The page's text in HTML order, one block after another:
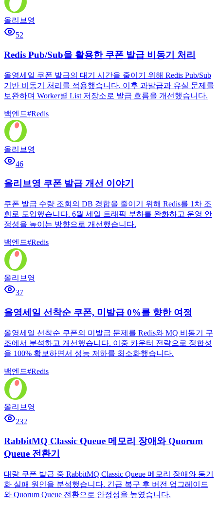
올리브영
52
Redis Pub/Sub을 활용한 쿠폰 발급 비동기 처리
올영세일 쿠폰 발급의 대기 시간을 줄이기 위해 Redis Pub/Sub
기반 비동기 처리를 적용했습니다. 이후 과발급과 유실 문제를
보완하며 Worker별 List 저장소로 발급 흐름을 개선했습니다.
백엔드#Redis
올리브영
46
올리브영 쿠폰 발급 개선 이야기
쿠폰 발급 수량 조회의 DB 경합을 줄이기 위해 Redis를 1차 조
회로 도입했습니다. 6월 세일 트래픽 부하를 완화하고 운영 안
정성을 높이는 방향으로 개선했습니다.
백엔드#Redis
올리브영
37
올영세일 선착순 쿠폰, 미발급 0%를 향한 여정
올영세일 선착순 쿠폰의 미발급 문제를 Redis와 MQ 비동기 구
조에서 분석하고 개선했습니다. 이중 카운터 전략으로 정합성
을 100% 확보하면서 성능 저하를 최소화했습니다.
백엔드#Redis
올리브영
232
RabbitMQ Classic Queue 메모리 장애와 Quorum
Queue 전환기
대량 쿠폰 발급 중 RabbitMQ Classic Queue 메모리 장애와 동기
화 실패 원인을 분석했습니다. 긴급 복구 후 버전 업그레이드
와 Quorum Queue 전환으로 안정성을 높였습니다.